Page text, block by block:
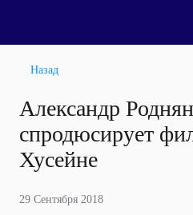
Назад
Александр
спродюсирует
Хусейне
29 Сентября 2018